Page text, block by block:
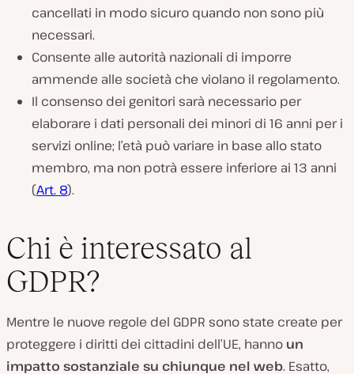
cancellati in modo sicuro quando non sono più
necessari.
Consente alle autorità nazionali di imporre
ammende alle società che violano il regolamento.
Il consenso dei genitori sarà necessario per
elaborare i dati personali dei minori di 16 anni per i
servizi online; l’età può variare in base allo stato
membro, ma non potrà essere inferiore ai 13 anni
(Art. 8).
Chi è interessato al
GDPR?
Mentre le nuove regole del GDPR sono state create per
proteggere i diritti dei cittadini dell’UE, hanno un
impatto sostanziale su chiunque nel web. Esatto,